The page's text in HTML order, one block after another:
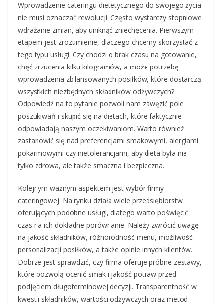
Wprowadzenie cateringu dietetycznego do swojego życia
nie musi oznaczać rewolucji. Często wystarczy stopniowe
wdrażanie zmian, aby uniknąć zniechęcenia. Pierwszym
etapem jest zrozumienie, dlaczego chcemy skorzystać z
tego typu usługi. Czy chodzi o brak czasu na gotowanie,
chęć zrzucenia kilku kilogramów, a może potrzebę
wprowadzenia zbilansowanych posiłków, które dostarczą
wszystkich niezbędnych składników odżywczych?
Odpowiedź na to pytanie pozwoli nam zawęzić pole
poszukiwań i skupić się na dietach, które faktycznie
odpowiadają naszym oczekiwaniom. Warto również
zastanowić się nad preferencjami smakowymi, alergiami
pokarmowymi czy nietolerancjami, aby dieta była nie
tylko zdrowa, ale także smaczna i bezpieczna.
Kolejnym ważnym aspektem jest wybór firmy
cateringowej. Na rynku działa wiele przedsiębiorstw
oferujących podobne usługi, dlatego warto poświęcić
czas na ich dokładne porównanie. Należy zwrócić uwagę
na jakość składników, różnorodność menu, możliwość
personalizacji posiłków, a także opinie innych klientów.
Dobrze jest sprawdzić, czy firma oferuje próbne zestawy,
które pozwolą ocenić smak i jakość potraw przed
podjęciem długoterminowej decyzji. Transparentność w
kwestii składników, wartości odżywczych oraz metod